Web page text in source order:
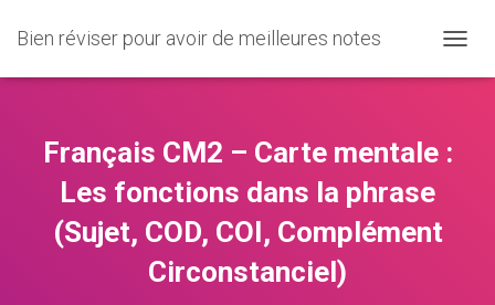
Bien réviser pour avoir de meilleures notes
U
Français CM2 – Carte mentale :
Les fonctions dans la phrase
(Sujet, COD, COI, Complément
Circonstanciel)